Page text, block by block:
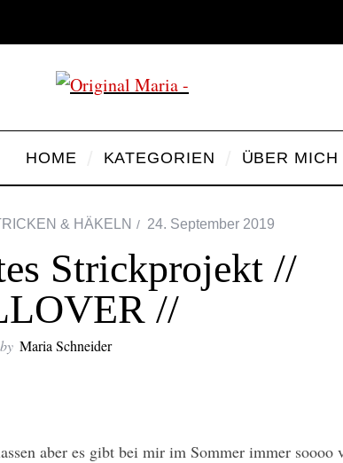
HOME KATEGORIEN ÜBER MICH
& HÄKELN 24. September 2019
Strickprojekt //
//
by Maria Schneider
aber es gibt bei mir im Sommer immer soooo